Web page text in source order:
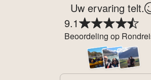
Uw ervaring telt.
9.1
Beoordeling op